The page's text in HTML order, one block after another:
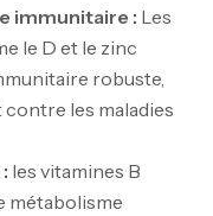
immunitaire : Les
le D et le zinc
robuste,
les maladies
les vitamines B
métabolisme